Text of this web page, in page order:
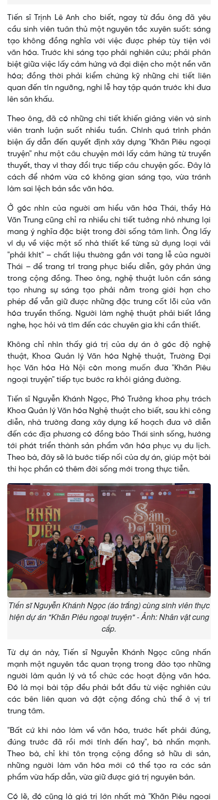
Tiến sĩ Trịnh Lê Anh cho biết, ngay từ đầu ông đã yêu
cầu sinh viên tuân thủ một nguyên tắc xuyên suốt: sáng
tạo không đồng nghĩa với việc được phép tùy tiện với
văn hóa. Trước khi sáng tạo phải nghiên cứu; phải phân
biệt giữa việc lấy cảm hứng và đại diện cho một nền văn
hóa; đồng thời phải kiểm chứng kỹ những chi tiết liên
quan đến tín ngưỡng, nghi lễ hay tập quán trước khi đưa
lên sân khấu.
Theo ông, đã có những chi tiết khiến giảng viên và sinh
viên tranh luận suốt nhiều tuần. Chính quá trình phản
biện ấy dẫn đến quyết định xây dựng "Khăn Piêu ngoại
truyện" như một câu chuyện mới lấy cảm hứng từ truyền
thuyết, thay vì thay đổi trực tiếp câu chuyện gốc. Đây là
cách để nhóm vừa có không gian sáng tạo, vừa tránh
làm sai lệch bản sắc văn hóa.
Ở góc nhìn của người am hiểu văn hóa Thái, thầy Hà
Văn Trung cũng chỉ ra nhiều chi tiết tưởng nhỏ nhưng lại
mang ý nghĩa đặc biệt trong đời sống tâm linh. Ông lấy
ví dụ về việc một số nhà thiết kế từng sử dụng loại vải
"phải khít" – chất liệu thường gắn với tang lễ của người
Thái – để trang trí trang phục biểu diễn, gây phản ứng
trong cộng đồng. Theo ông, nghệ thuật luôn cần sáng
tạo nhưng sự sáng tạo phải nằm trong giới hạn cho
phép để vẫn giữ được những đặc trưng cốt lõi của văn
hóa truyền thống. Người làm nghệ thuật phải biết lắng
nghe, học hỏi và tìm đến các chuyên gia khi cần thiết.
Không chỉ nhìn thấy giá trị của dự án ở góc độ nghệ
thuật, Khoa Quản lý Văn hóa Nghệ thuật, Trường Đại
học Văn hóa Hà Nội còn mong muốn đưa "Khăn Piêu
ngoại truyện" tiếp tục bước ra khỏi giảng đường.
Tiến sĩ Nguyễn Khánh Ngọc, Phó Trưởng khoa phụ trách
Khoa Quản lý Văn hóa Nghệ thuật cho biết, sau khi công
diễn, nhà trường đang xây dựng kế hoạch đưa vở diễn
đến các địa phương có đồng bào Thái sinh sống, hướng
tới phát triển thành sản phẩm văn hóa phục vụ du lịch.
Theo bà, đây sẽ là bước tiếp nối của dự án, giúp một bài
thi học phần có thêm đời sống mới trong thực tiễn.
Tiến sĩ Nguyễn Khánh Ngọc (áo trắng) cùng sinh viên thực
hiện dự án "Khăn Piêu ngoại truyện" - Ảnh: Nhân vật cung
cấp.
Từ dự án này, Tiến sĩ Nguyễn Khánh Ngọc cũng nhấn
mạnh một nguyên tắc quan trọng trong đào tạo những
người làm quản lý và tổ chức các hoạt động văn hóa.
Đó là mọi bài tập đều phải bắt đầu từ việc nghiên cứu
các bên liên quan và đặt cộng đồng chủ thể ở vị trí
trung tâm.
"Bất cứ khi nào làm về văn hóa, trước hết phải đúng,
đúng trước đã rồi mới tính đến hay", bà nhấn mạnh.
Theo bà, chỉ khi tôn trọng cộng đồng sở hữu di sản,
những người làm văn hóa mới có thể tạo ra các sản
phẩm vừa hấp dẫn, vừa giữ được giá trị nguyên bản.
Có lẽ, đó cũng là giá trị lớn nhất mà "Khăn Piêu ngoại